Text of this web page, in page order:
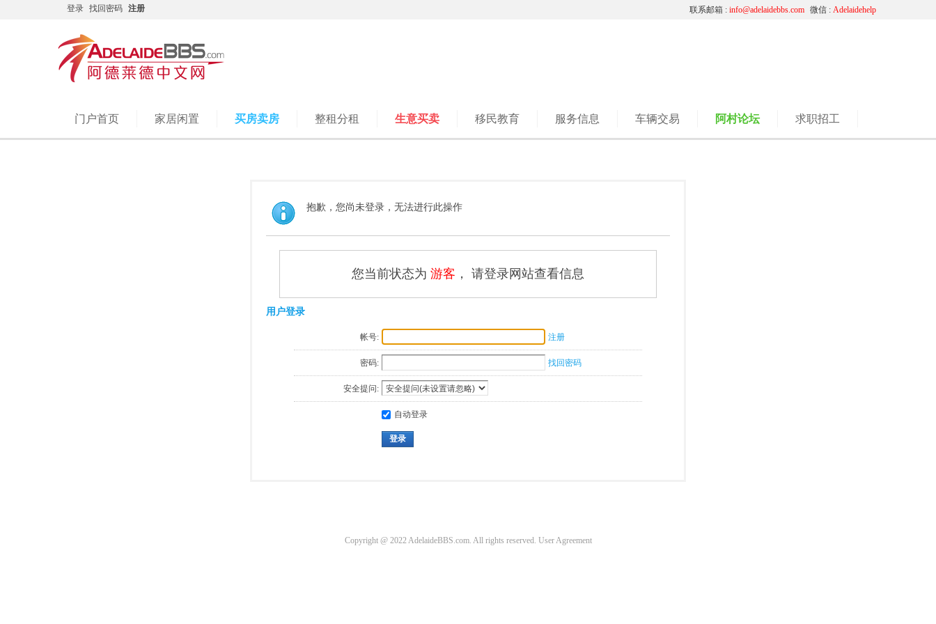
登录 找回密码 注册 微信 : Adelaidehelp
联系邮箱 : info@adelaidebbs.com
门户首页 家居闲置 买房卖房 整租分租 生意买卖 移民教育 服务信息 车辆交易 阿村论坛 求职招工
抱歉，您尚未登录，无法进行此操作
您当前状态为 游客 ， 请登录网站查看信息
用户登录
帐号: 注册
密码: 找回密码
安全提问:
自动登录
登录
Copyright @ 2022 AdelaideBBS.com. All rights reserved. User Agreement